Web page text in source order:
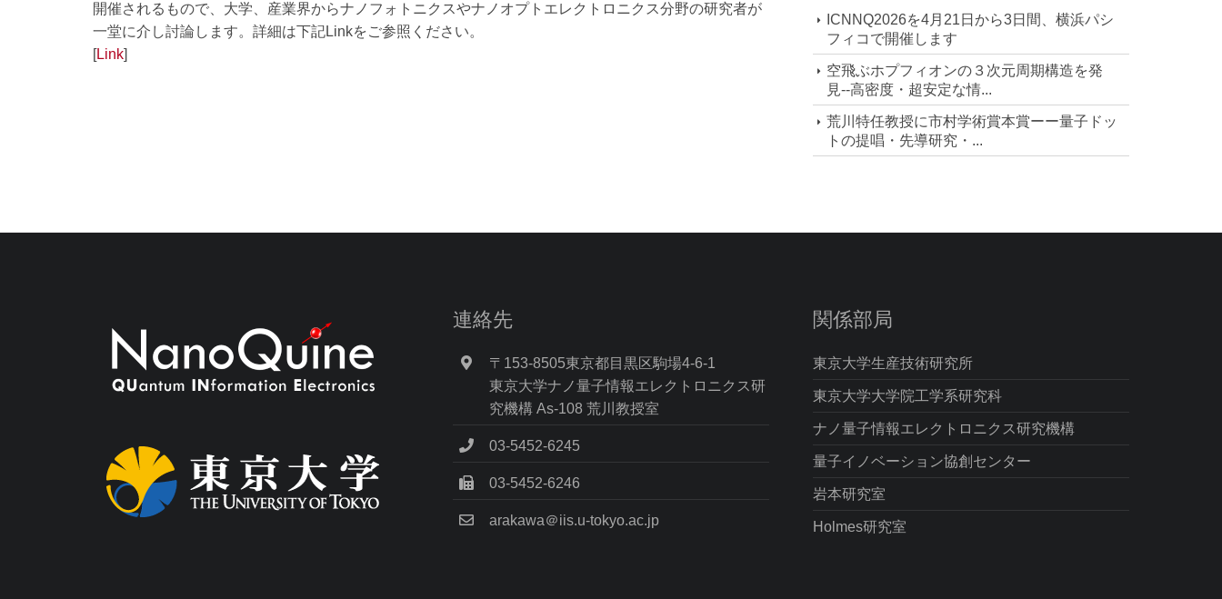
開催されるもので、大学、産業界からナノフォトニクスやナノオプトエレクトロニクス分野の研究者が
一堂に介し討論します。詳細は下記Linkをご参照ください。
[Link]
ICNNQ2026を4月21日から3日間、横浜パシ
フィコで開催します
空飛ぶホプフィオンの３次元周期構造を発
見--高密度・超安定な情...
荒川特任教授に市村学術賞本賞ーー量子ドッ
トの提唱・先導研究・...
連絡先
〒153-8505東京都目黒区駒場4-6-1
東京大学ナノ量子情報エレクトロニクス研
究機構 As-108 荒川教授室
03-5452-6245
03-5452-6246
arakawa＠iis.u-tokyo.ac.jp
関係部局
東京大学生産技術研究所
東京大学大学院工学系研究科
ナノ量子情報エレクトロニクス研究機構
量子イノベーション協創センター
岩本研究室
Holmes研究室